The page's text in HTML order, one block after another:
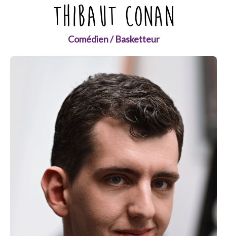
THIBAUT CONAN
Comédien / Basketteur